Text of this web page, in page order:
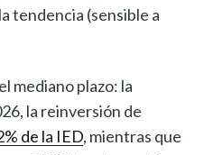
tendencia (sensible a
mediano plazo: la
la reinversión de
de la IED, mientras que